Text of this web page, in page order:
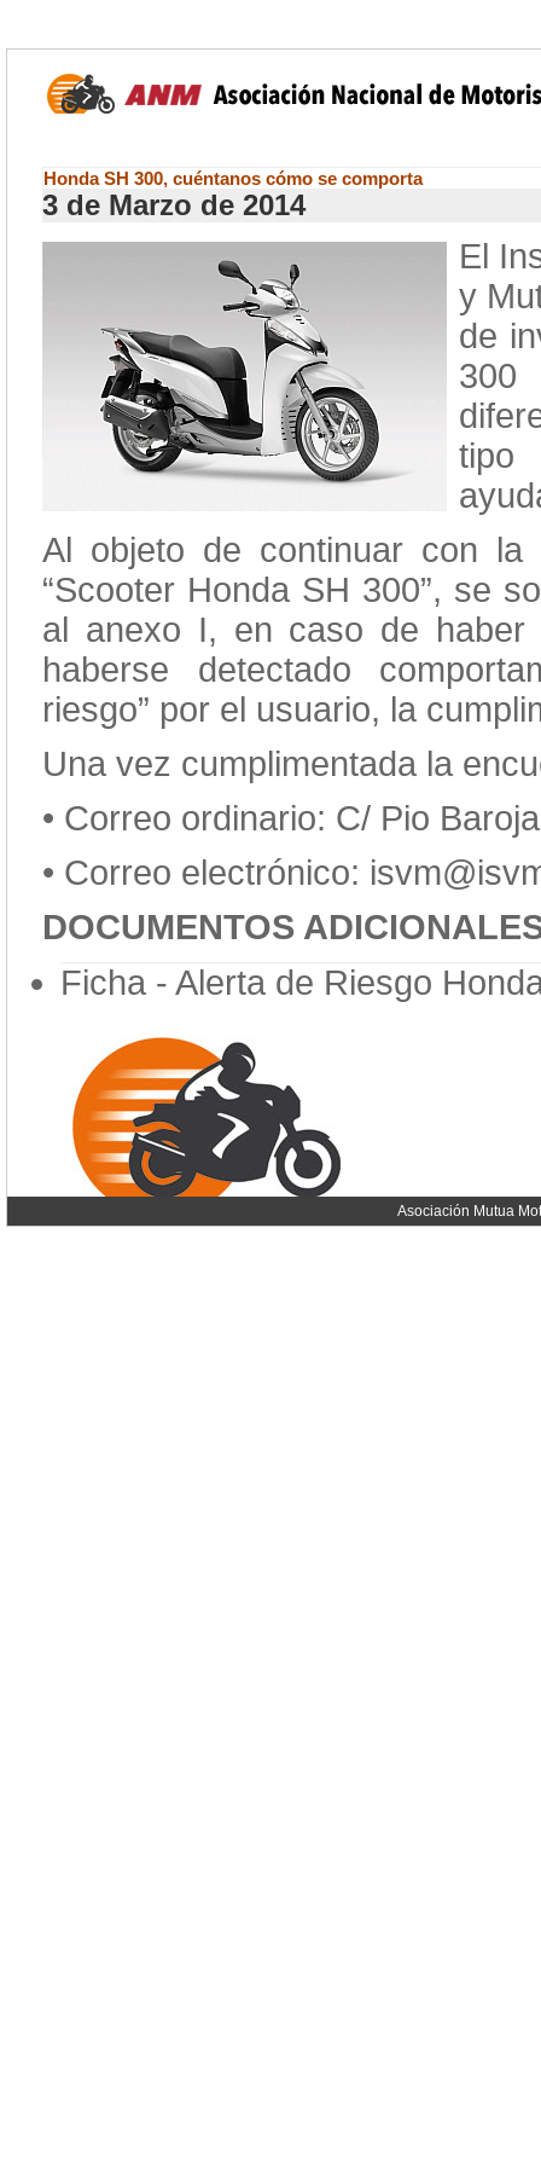
Honda SH 300, cuéntanos cómo se comporta
3 de Marzo de 2014
El
y
de
300
tipo
Al objeto de continuar con la
“Scooter Honda SH 300”, se
al anexo I, en caso de haber
haberse detectado
riesgo” por el usuario, la
Una vez cumplimentada la
• Correo ordinario: C/ Pio
• Correo electrónico:
DOCUMENTOS
Ficha - Alerta de Riesgo
Asociación Mutua